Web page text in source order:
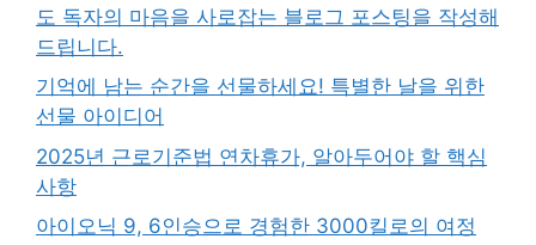
도 독자의 마음을 사로잡는 블로그 포스팅을 작성해
드립니다.
기억에 남는 순간을 선물하세요! 특별한 날을 위한
선물 아이디어
2025년 근로기준법 연차휴가, 알아두어야 할 핵심
사항
아이오닉 9, 6인승으로 경험한 3000킬로의 여정